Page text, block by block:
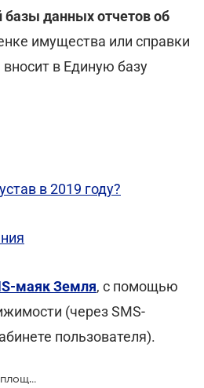
базы данных отчетов об
имущества или справки
в Единую базу
в 2019 году?
маяк Земля, с помощью
(через SMS-
пользователя).
В Раде зарегистрирован проект о ликвидации оценочных площадок